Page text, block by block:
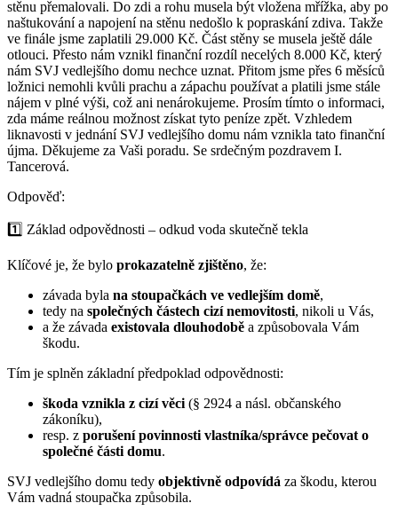
stěnu přemalovali. Do zdi a rohu musela být vložena mřížka, aby po
naštukování a napojení na stěnu nedošlo k popraskání zdiva. Takže
ve finále jsme zaplatili 29.000 Kč. Část stěny se musela ještě dále
otlouci. Přesto nám vznikl finanční rozdíl necelých 8.000 Kč, který
nám SVJ vedlejšího domu nechce uznat. Přitom jsme přes 6 měsíců
ložnici nemohli kvůli prachu a zápachu používat a platili jsme stále
nájem v plné výši, což ani nenárokujeme. Prosím tímto o informaci,
zda máme reálnou možnost získat tyto peníze zpět. Vzhledem
liknavosti v jednání SVJ vedlejšího domu nám vznikla tato finanční
újma. Děkujeme za Vaši poradu. Se srdečným pozdravem I.
Tancerová.
Odpověď:
1️⃣ Základ odpovědnosti – odkud voda skutečně tekla
Klíčové je, že bylo prokazatelně zjištěno, že:
závada byla na stoupačkách ve vedlejším domě,
tedy na společných částech cizí nemovitosti, nikoli u Vás,
a že závada existovala dlouhodobě a způsobovala Vám
škodu.
Tím je splněn základní předpoklad odpovědnosti:
škoda vznikla z cizí věci (§ 2924 a násl. občanského
zákoníku),
resp. z porušení povinnosti vlastníka/správce pečovat o
společné části domu.
SVJ vedlejšího domu tedy objektivně odpovídá za škodu, kterou
Vám vadná stoupačka způsobila.